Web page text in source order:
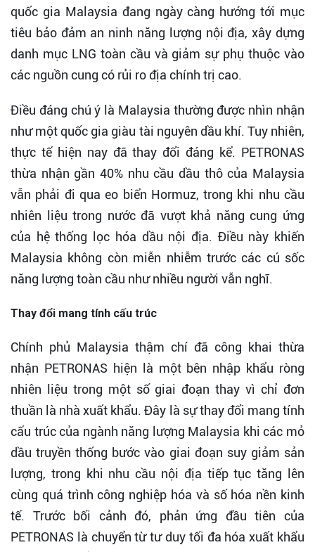
quốc gia Malaysia đang ngày càng hướng tới mục
tiêu bảo đảm an ninh năng lượng nội địa, xây dựng
danh mục LNG toàn cầu và giảm sự phụ thuộc vào
các nguồn cung có rủi ro địa chính trị cao.
Điều đáng chú ý là Malaysia thường được nhìn nhận
như một quốc gia giàu tài nguyên dầu khí. Tuy nhiên,
thực tế hiện nay đã thay đổi đáng kể. PETRONAS
thừa nhận gần 40% nhu cầu dầu thô của Malaysia
vẫn phải đi qua eo biển Hormuz, trong khi nhu cầu
nhiên liệu trong nước đã vượt khả năng cung ứng
của hệ thống lọc hóa dầu nội địa. Điều này khiến
Malaysia không còn miễn nhiễm trước các cú sốc
năng lượng toàn cầu như nhiều người vẫn nghĩ.
Thay đổi mang tính cấu trúc
Chính phủ Malaysia thậm chí đã công khai thừa
nhận PETRONAS hiện là một bên nhập khẩu ròng
nhiên liệu trong một số giai đoạn thay vì chỉ đơn
thuần là nhà xuất khẩu. Đây là sự thay đổi mang tính
cấu trúc của ngành năng lượng Malaysia khi các mỏ
dầu truyền thống bước vào giai đoạn suy giảm sản
lượng, trong khi nhu cầu nội địa tiếp tục tăng lên
cùng quá trình công nghiệp hóa và số hóa nền kinh
tế. Trước bối cảnh đó, phản ứng đầu tiên của
PETRONAS là chuyển từ tư duy tối đa hóa xuất khẩu